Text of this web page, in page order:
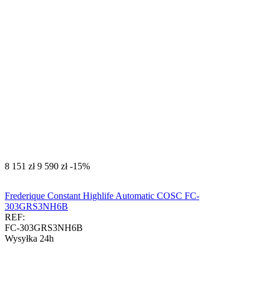
‍8 151‍ zł ‍9 590‍ zł -15%
Frederique Constant Highlife Automatic COSC FC-
303GRS3NH6B
REF:
FC-303GRS3NH6B
Wysyłka 24h